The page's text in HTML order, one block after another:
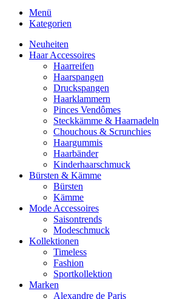
Menü
Kategorien
Neuheiten
Haar Accessoires
Haarreifen
Haarspangen
Druckspangen
Haarklammern
Pinces Vendômes
Steckkämme & Haarnadeln
Chouchous & Scrunchies
Haargummis
Haarbänder
Kinderhaarschmuck
Bürsten & Kämme
Bürsten
Kämme
Mode Accessoires
Saisontrends
Modeschmuck
Kollektionen
Timeless
Fashion
Sportkollektion
Marken
Alexandre de Paris